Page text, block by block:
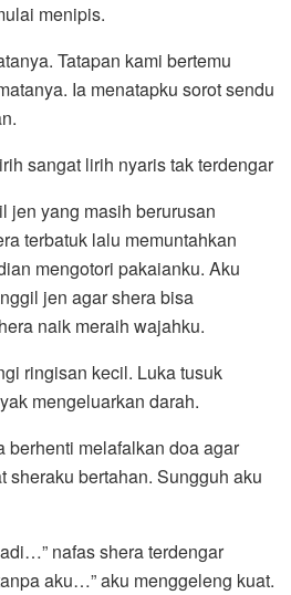
menipis.
Tatapan kami bertemu
Ia menatapku sorot sendu
sangat lirih nyaris tak terdengar
jen yang masih berurusan
terbatuk lalu memuntahkan
mengotori pakaianku. Aku
jen agar shera bisa
naik meraih wajahku.
ringisan kecil. Luka tusuk
mengeluarkan darah.
berhenti melafalkan doa agar
sheraku bertahan. Sungguh aku
nafas shera terdengar
aku…” aku menggeleng kuat.